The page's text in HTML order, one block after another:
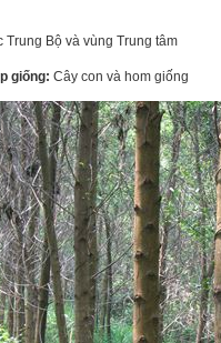
Trung Bộ và vùng Trung tâm
giống: Cây con và hom giống